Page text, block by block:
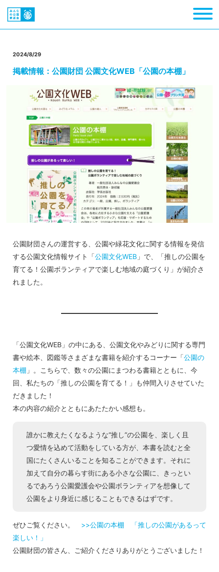
2024/8/29
掲載情報：公園財団 公園文化WEB「公園の本棚」
公園財団さんの運営する、公園や緑花文化に関する情報を発信
する公園文化情報サイト「公園文化WEB 」で、「推しの公園を
育てる！公園ボランティアで楽しむ地域の庭づくり」が紹介さ
れました。
「公園文化WEB」の中にある、公園文化やみどりに関する専門
書や絵本、図鑑等さまざまな書籍を紹介するコーナー「公園の
本棚 」。こちらで、数々の公園にまつわる書籍とともに、今
回、私たちの「推しの公園を育てる！」も仲間入りさせていた
だきました！
本の内容の紹介とともにあたたかい感想も。
誰かに教えたくなるような“推し”の公園を、楽しく且
つ愛情を込めて活動をしている方が、本書を読むと全
国にたくさんいることを知ることができます。それに
加えて自分の暮らす街にある小さな公園に、きっとい
るであろう公園愛護会や公園ボランティアを想像して
公園をより身近に感じることもできるはずです。
ぜひご覧ください。 >>公園の本棚 「推しの公園があるって
楽しい！」
公園財団の皆さん、ご紹介くださりありがとうございました！